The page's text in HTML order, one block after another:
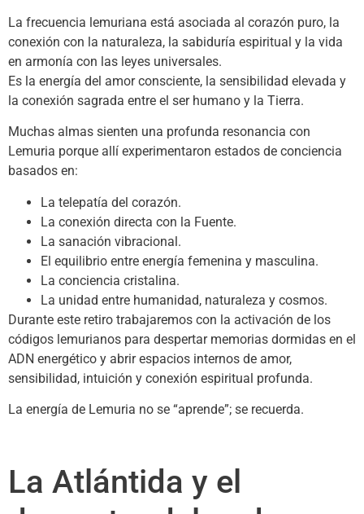
La frecuencia lemuriana está asociada al corazón puro, la
conexión con la naturaleza, la sabiduría espiritual y la vida
en armonía con las leyes universales.
Es la energía del amor consciente, la sensibilidad elevada y
la conexión sagrada entre el ser humano y la Tierra.
Muchas almas sienten una profunda resonancia con
Lemuria porque allí experimentaron estados de conciencia
basados en:
La telepatía del corazón.
La conexión directa con la Fuente.
La sanación vibracional.
El equilibrio entre energía femenina y masculina.
La conciencia cristalina.
La unidad entre humanidad, naturaleza y cosmos.
Durante este retiro trabajaremos con la activación de los
códigos lemurianos para despertar memorias dormidas en el
ADN energético y abrir espacios internos de amor,
sensibilidad, intuición y conexión espiritual profunda.
La energía de Lemuria no se “aprende”; se recuerda.
La Atlántida y el